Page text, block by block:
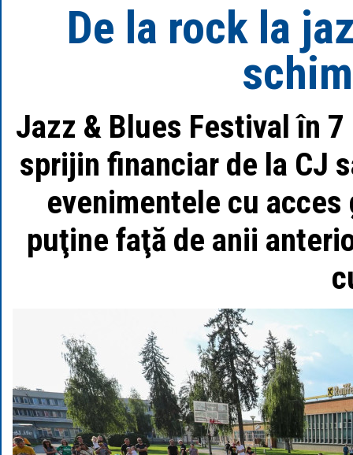
De la rock la
Jazz & Blues Festival în
sprijin financiar de la CJ
evenimentele cu
puţine faţă de anii